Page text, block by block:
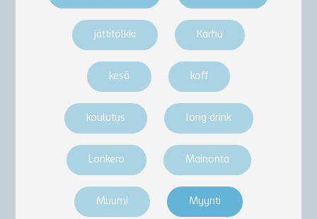
jättitölkki Karhu
kesä koff
koulutus long drink
Lonkero Mainonta
Muumi Myynti